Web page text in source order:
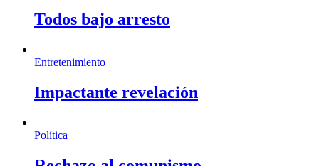
Todos bajo arresto
Entretenimiento
Impactante revelación
Política